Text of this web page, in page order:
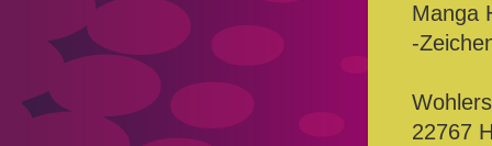
Manga
-
22767